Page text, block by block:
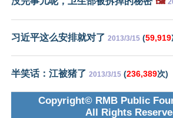
习近平这么安排就对了 2013/3/15 (59,919
半笑话：江被猪了 2013/3/15 (236,389次)
Copyright© RMB Public
All Rights